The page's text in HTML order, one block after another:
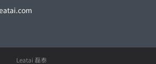
Leatai 磊泰